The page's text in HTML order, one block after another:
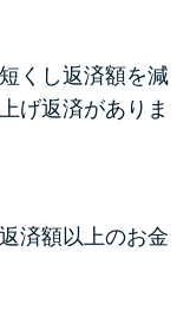
くし返済額を減
げ返済がありま
済額以上のお金